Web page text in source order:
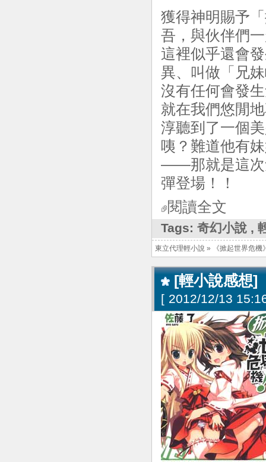
獲得神明賜予
吾，與伙伴們
這裡似乎還會
異、叫做「兄
沒有任何會發
就在我們悠閒
淳聽到了一個
咦？難道他有
——那就是這次
彈登場！！
閱讀全文
Tags: 奇幻小說 ,
東立代理輕小說 » 《掀起世界危機
[輕小說感想]
[ 2012/12/13